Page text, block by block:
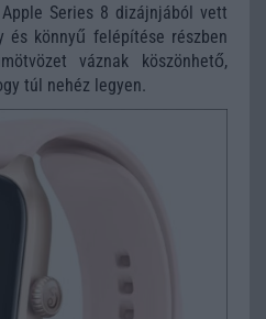
Series 8 dizájnjából vett
és könnyű felépítése részben
váznak köszönhető,
túl nehéz legyen.